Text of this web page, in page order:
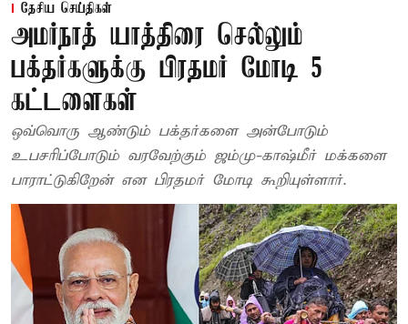
தேசிய செய்திகள்
அமர்நாத் யாத்திரை செல்லும்
பக்தர்களுக்கு பிரதமர் மோடி 5
கட்டளைகள்
ஒவ்வொரு ஆண்டும் பக்தர்களை அன்போடும்
உபசரிப்போடும் வரவேற்கும் ஜம்மு-காஷ்மீர் மக்களை
பாராட்டுகிறேன் என பிரதமர் மோடி கூறியுள்ளார்.